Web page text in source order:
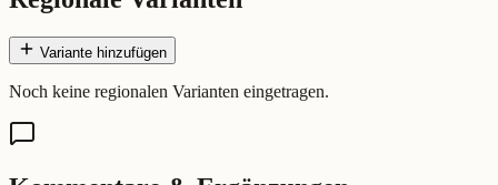
Variante hinzufügen
Noch keine regionalen Varianten eingetragen.